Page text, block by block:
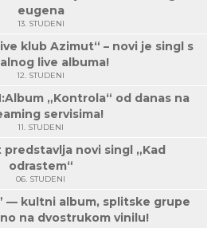
eugena
13. STUDENI
klub Azimut“ – novi je singl s
live albuma!
12. STUDENI
„Kontrola“ od danas na
servisima!
11. STUDENI
predstavlja novi singl „Kad
odrastem“
06. STUDENI
— kultni album, splitske grupe
na dvostrukom vinilu!